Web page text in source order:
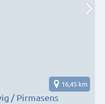
/ Pirmasens
16,45 km